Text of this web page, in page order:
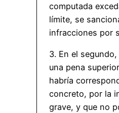
computada
límite, se
infracciones por
3. En el
una pena
habría
concreto, por la
grave, y que no